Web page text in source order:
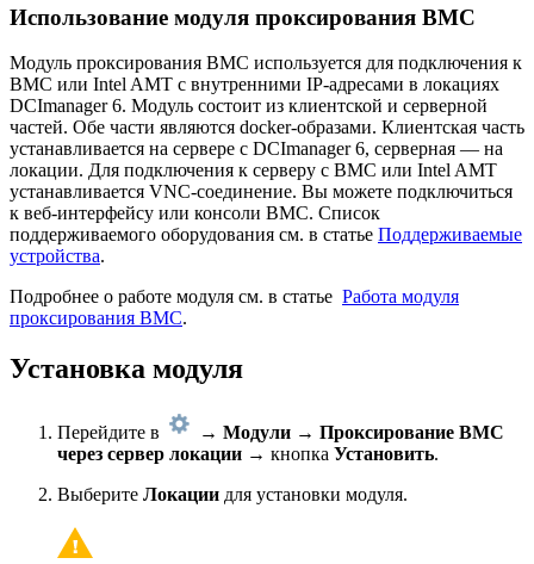
Использование модуля проксирования BMC
Модуль проксирования BMC используется для подключения к
BMC или Intel AMT с внутренними IP-адресами в локациях
DCImanager 6. Модуль состоит из клиентской и серверной
частей. Обе части являются docker-образами. Клиентская часть
устанавливается на сервере с DCImanager 6, серверная — на
локации. Для подключения к серверу с BMC или Intel AMT
устанавливается VNC-соединение. Вы можете подключиться
к веб-интерфейсу или консоли BMC. Список
поддерживаемого оборудования см. в статье Поддерживаемые
устройства.
Подробнее о работе модуля см. в статье Работа модуля
проксирования BMC.
Установка модуля
Перейдите в → Модули → Проксирование BMC
через сервер локации → кнопка Установить.
Выберите Локации для установки модуля.